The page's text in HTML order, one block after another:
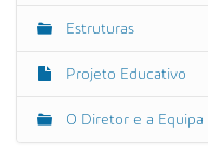
Estruturas
Projeto Educativo
O Diretor e a Equipa